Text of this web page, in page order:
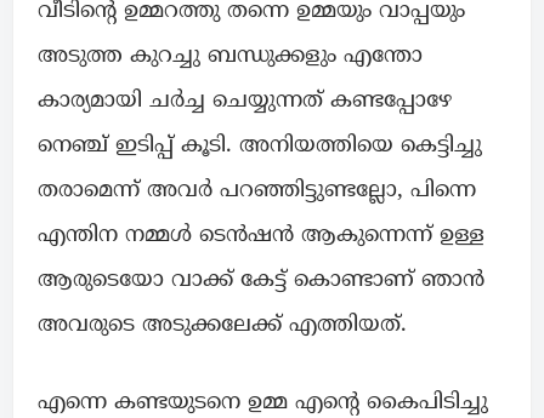
വീടിന്റെ ഉമ്മറത്തു തന്നെ ഉമ്മയും വാപ്പയും
അടുത്ത കുറച്ചു ബന്ധുക്കളും എന്തോ
കാര്യമായി ചർച്ച ചെയ്യുന്നത് കണ്ടപ്പോഴേ
നെഞ്ച് ഇടിപ്പ് കൂടി. അനിയത്തിയെ കെട്ടിച്ചു
തരാമെന്ന് അവർ പറഞ്ഞിട്ടുണ്ടല്ലോ, പിന്നെ
എന്തിന നമ്മൾ ടെൻഷൻ ആകുന്നെന്ന് ഉള്ള
ആരുടെയോ വാക്ക് കേട്ട് കൊണ്ടാണ് ഞാൻ
അവരുടെ അടുക്കലേക്ക് എത്തിയത്.
എന്നെ കണ്ടയുടനെ ഉമ്മ എന്റെ കൈപിടിച്ചു